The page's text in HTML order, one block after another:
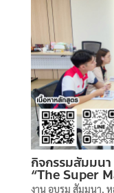
กิจกรรมสัมมน
“The Super
งาน อบรม สัมมนา, ห